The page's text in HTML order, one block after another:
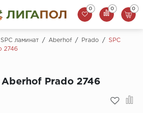
0 0 0
SPC ламинат / Aberhof / Prado /
SPC
2746
Aberhof Prado 2746